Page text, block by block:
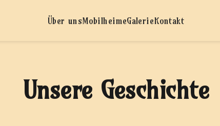
Über unsMobilheimeGalerieKontakt
Unsere Geschichte